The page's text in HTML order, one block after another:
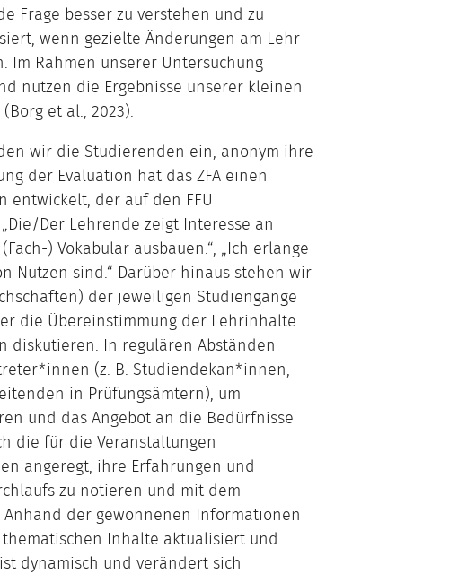
Frage besser zu verstehen und zu
wenn gezielte Änderungen am Lehr-
Im Rahmen unserer Untersuchung
nutzen die Ergebnisse unserer kleinen
et al., 2023).
wir die Studierenden ein, anonym ihre
der Evaluation hat das ZFA einen
entwickelt, der auf den FFU
Der Lehrende zeigt Interesse an
) Vokabular ausbauen.“, „Ich erlange
Nutzen sind.“ Darüber hinaus stehen wir
der jeweiligen Studiengänge
die Übereinstimmung der Lehrinhalte
diskutieren. In regulären Abständen
(z. B. Studiendekan*innen,
in Prüfungsämtern), um
und das Angebot an die Bedürfnisse
die für die Veranstaltungen
angeregt, ihre Erfahrungen und
zu notieren und mit dem
der gewonnenen Informationen
Inhalte aktualisiert und
dynamisch und verändert sich